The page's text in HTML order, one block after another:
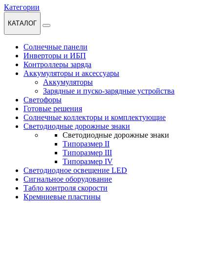
Категории
КАТАЛОГ
Солнечные панели
Инверторы и ИБП
Контроллеры заряда
Аккумуляторы и аксессуары
Аккумуляторы
Зарядные и пуско-зарядные устройства
Светофоры
Готовые решения
Солнечные коллекторы и комплектующие
Светодиодные дорожные знаки
Светодиодные дорожные знаки
Типоразмер II
Типоразмер III
Типоразмер IV
Светодиодное освещение LED
Сигнальное оборудование
Табло контроля скорости
Кремниевые пластины